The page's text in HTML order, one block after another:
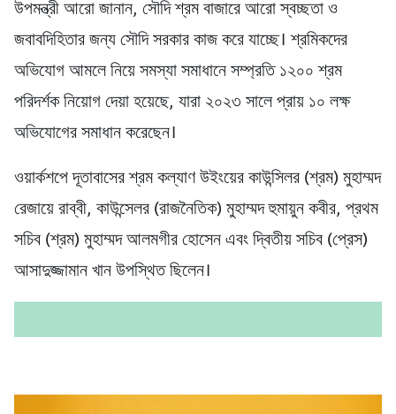
উপমন্ত্রী আরো জানান, সৌদি শ্রম বাজারে আরো স্বচ্ছতা ও
জবাবদিহিতার জন্য সৌদি সরকার কাজ করে যাচ্ছে। শ্রমিকদের
অভিযোগ আমলে নিয়ে সমস্যা সমাধানে সম্প্রতি ১২০০ শ্রম
পরিদর্শক নিয়োগ দেয়া হয়েছে, যারা ২০২৩ সালে প্রায় ১০ লক্ষ
অভিযোগের সমাধান করেছেন।
ওয়ার্কশপে দূতাবাসের শ্রম কল্যাণ উইংয়ের কাউন্সিলর (শ্রম) মুহাম্মদ
রেজায়ে রাব্বী, কাউন্সেলর (রাজনৈতিক) মুহাম্মদ হুমায়ুন কবীর, প্রথম
সচিব (শ্রম) মুহাম্মদ আলমগীর হোসেন এবং দ্বিতীয় সচিব (প্রেস)
আসাদুজ্জামান খান উপস্থিত ছিলেন।